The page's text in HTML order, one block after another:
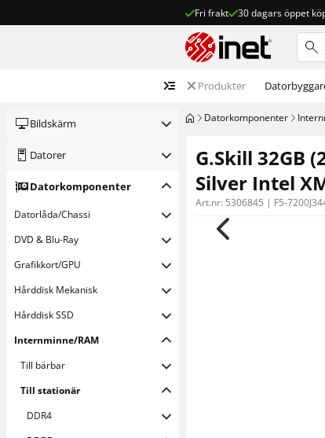
Fri frakt 30 dagars öppet
Produkter
Bildskärm
Datorer
Dator­komponenter
Datorlåda/Chassi
DVD & Blu-Ray
Grafikkort/GPU
Hårddisk Mekanisk
Hårddisk SSD
Internminne/RAM
Till bärbar
Till stationär
DDR4
Dator­komponenter
G.Skill 32GB
Silver Intel
Art.nr: 5306845 | F5-